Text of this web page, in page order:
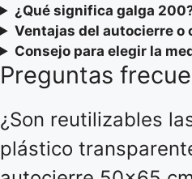
¿Qué significa galga
Ventajas del autocierre o
Consejo para elegir la
Preguntas
¿Son reutilizables
plástico